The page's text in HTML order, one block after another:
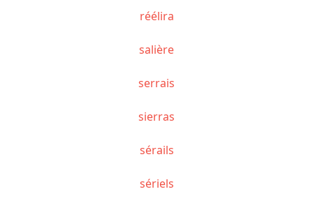
réélira
salière
serrais
sierras
sérails
sériels